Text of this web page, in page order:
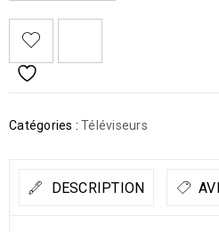
Catégories : Téléviseurs
DESCRIPTION